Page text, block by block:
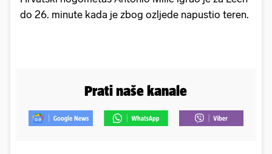
do 26. minute kada je zbog ozljede napustio teren.
Prati naše kanale